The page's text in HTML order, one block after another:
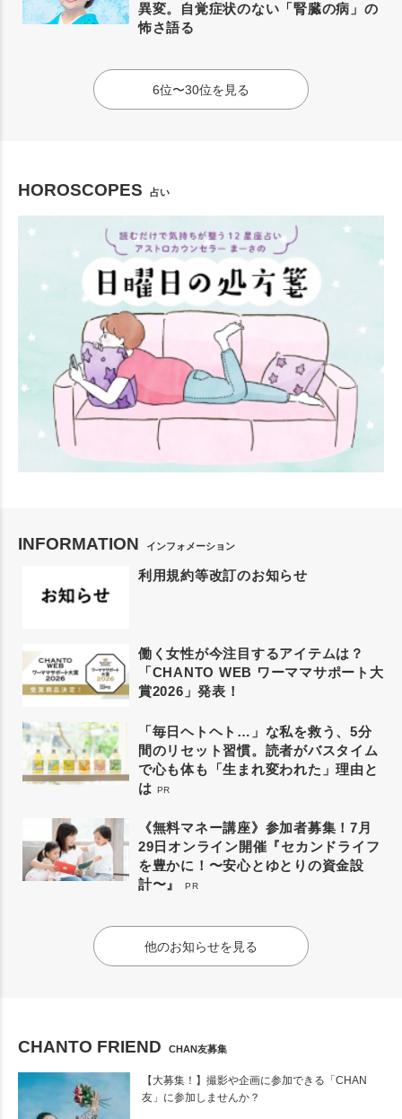
異変。自覚症状のない「腎臓の病」の
怖さ語る
6位〜30位を見る
HOROSCOPES 占い
INFORMATION インフォメーション
利用規約等改訂のお知らせ
働く女性が今注目するアイテムは？
「CHANTO WEB ワーママサポート大
賞2026」発表！
「毎日ヘトヘト…」な私を救う、5分
間のリセット習慣。読者がバスタイム
で心も体も「生まれ変われた」理由と
は PR
《無料マネー講座》参加者募集！7月
29日オンライン開催『セカンドライフ
を豊かに！〜安心とゆとりの資金設
計〜』
PR
他のお知らせを見る
CHANTO FRIEND CHAN友募集
【大募集！】撮影や企画に参加できる「CHAN
友」に参加しませんか？